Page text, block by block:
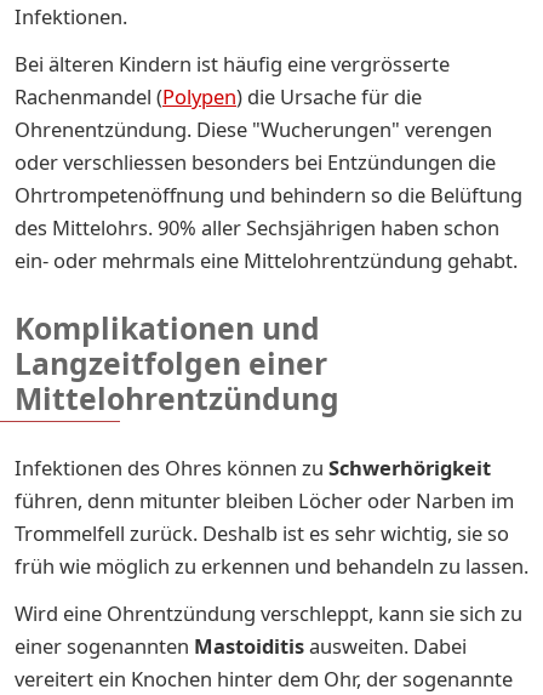
Infektionen.
Bei älteren Kindern ist häufig eine vergrösserte
Rachenmandel (Polypen) die Ursache für die
Ohrenentzündung. Diese "Wucherungen" verengen
oder verschliessen besonders bei Entzündungen die
Ohrtrompetenöffnung und behindern so die Belüftung
des Mittelohrs. 90% aller Sechsjährigen haben schon
ein- oder mehrmals eine Mittelohrentzündung gehabt.
Komplikationen und
Langzeitfolgen einer
Mittelohrentzündung
Infektionen des Ohres können zu Schwerhörigkeit
führen, denn mitunter bleiben Löcher oder Narben im
Trommelfell zurück. Deshalb ist es sehr wichtig, sie so
früh wie möglich zu erkennen und behandeln zu lassen.
Wird eine Ohrentzündung verschleppt, kann sie sich zu
einer sogenannten Mastoiditisausweiten. Dabei
vereitert ein Knochen hinter dem Ohr, der sogenannte